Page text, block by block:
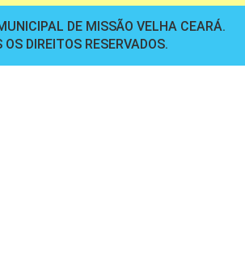
DE MISSÃO VELHA CEARÁ.
OS DIREITOS RESERVADOS.